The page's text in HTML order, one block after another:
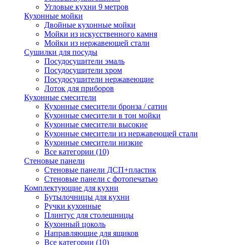
Угловые кухни 9 метров
Кухонные мойки
Двойные кухонные мойки
Мойки из искусственного камня
Мойки из нержавеющей стали
Сушилки для посуды
Посудосушители эмаль
Посудосушители хром
Посудосушители нержавеющие
Лоток для приборов
Кухонные смесители
Кухонные смесители бронза / сатин
Кухонные смесители в тон мойки
Кухонные смесители высокие
Кухонные смесители из нержавеющей стали
Кухонные смесители низкие
Все категории (10)
Стеновые панели
Стеновые панели ДСП+пластик
Стеновые панели с фотопечатью
Комплектующие для кухни
Бутылочницы для кухни
Ручки кухонные
Плинтус для столешницы
Кухонный цоколь
Направляющие для ящиков
Все категории (10)